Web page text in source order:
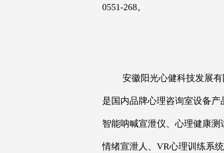
0551-268。
安徽阳光心健科技发展有限
是国内品牌心理咨询室设备产
智能呐喊宣泄仪、心理健康测
情绪宣泄人、VR心理训练系